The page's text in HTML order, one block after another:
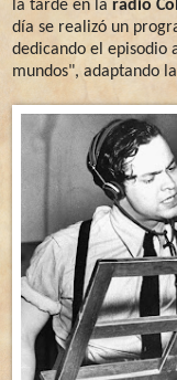
la tarde en la radio
día se realizó un
dedicando el episodio
mundos", adaptando